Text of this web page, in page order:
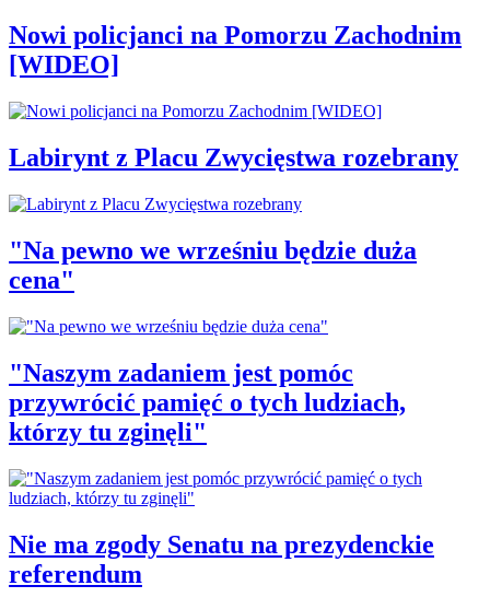
Nowi policjanci na Pomorzu Zachodnim
[WIDEO]
Labirynt z Placu Zwycięstwa rozebrany
"Na pewno we wrześniu będzie duża
cena"
"Naszym zadaniem jest pomóc
przywrócić pamięć o tych ludziach,
którzy tu zginęli"
Nie ma zgody Senatu na prezydenckie
referendum